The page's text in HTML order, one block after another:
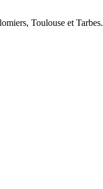
Toulouse et Tarbes.